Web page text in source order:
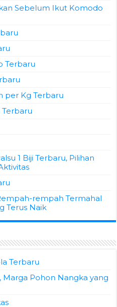
Sebelum Ikut Komodo
Terbaru
per Kg Terbaru
Terbaru
1 Biji Terbaru, Pilihan
rempah Termahal
Terus Naik
Terbaru
Marga Pohon Nangka yang